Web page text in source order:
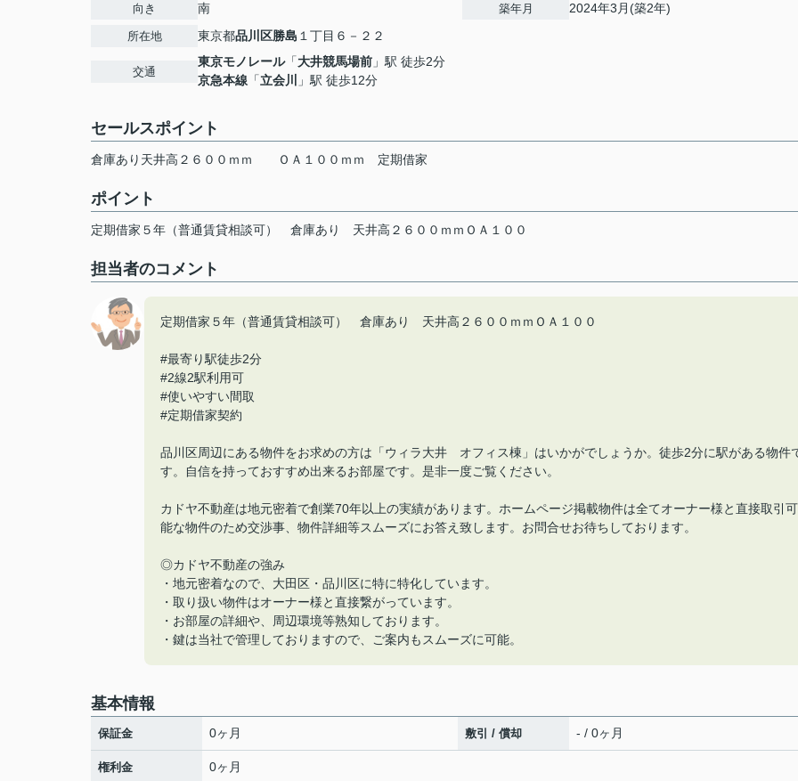
向き 南
所在地 東京都品川区勝島 １丁目６－２２
交通
東京モノレール「大井競馬場前 」駅 徒歩2分
京急本線 「立会川 」駅 徒歩12分
築年月 2024年3月(築2年)
セールスポイント
倉庫あり天井高２６００ｍｍ ＯＡ１００ｍｍ 定期借家
ポイント
定期借家５年（普通賃貸相談可） 倉庫あり 天井高２６００ｍｍＯＡ１００
担当者のコメント
定期借家５年（普通賃貸相談可） 倉庫あり 天井高２６００ｍｍＯＡ１００
#最寄り駅徒歩2分
#2線2駅利用可
#使いやすい間取
#定期借家契約
品川区周辺にある物件をお求めの方は「ウィラ大井 オフィス棟」はいかがでしょうか。徒歩2分に駅がある物件
す。自信を持っておすすめ出来るお部屋です。是非一度ご覧ください。
カドヤ不動産は地元密着で創業70年以上の実績があります。ホームページ掲載物件は全てオーナー様と直接取引可
能な物件のため交渉事、物件詳細等スムーズにお答え致します。お問合せお待ちしております。
◎カドヤ不動産の強み
・地元密着なので、大田区・品川区に特に特化しています。
・取り扱い物件はオーナー様と直接繋がっています。
・お部屋の詳細や、周辺環境等熟知しております。
・鍵は当社で管理しておりますので、ご案内もスムーズに可能。
基本情報
保証金 0ヶ月 敷引 / 償却 - / 0ヶ月
権利金 0ヶ月